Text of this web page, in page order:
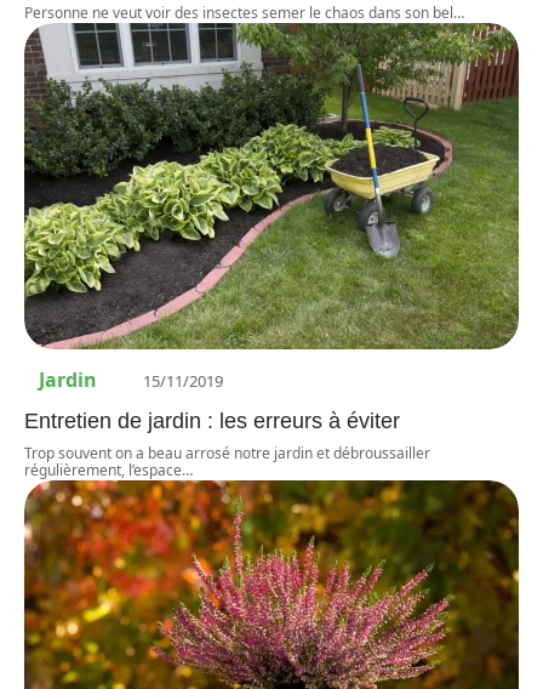
Personne ne veut voir des insectes semer le chaos dans son bel…
Jardin 15/11/2019
Entretien de jardin : les erreurs à éviter
Trop souvent on a beau arrosé notre jardin et débroussailler
régulièrement, l’espace…